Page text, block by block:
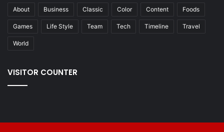
About Business Classic Color Content Foods
Games Life Style Team Tech Timeline Travel
World
VISITOR COUNTER